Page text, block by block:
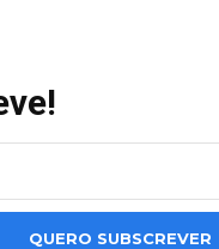
QUERO SUBSCREVER